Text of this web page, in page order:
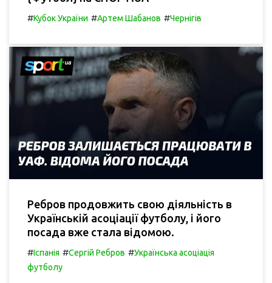
#Кубок України #Артем Шабанов #Чернігів
Ребров продовжить свою діяльність в
Українській асоціації футболу, і його
посада вже стала відомою.
#Іспанія #Сергій Ребров #Українська асоціація
футболу